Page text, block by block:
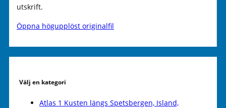
utskrift.
Öppna högupplöst originalfil
Välj en kategori
Atlas 1 Kusten längs Spetsbergen, Island,